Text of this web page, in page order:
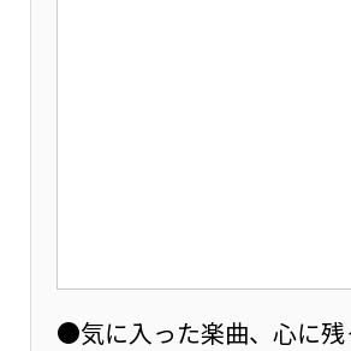
●気に入った楽曲、心に残